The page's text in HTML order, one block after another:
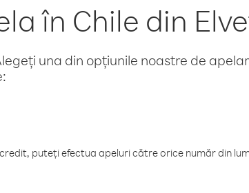
în Chile din
una din opțiunile noastre de
puteți efectua apeluri către orice număr din